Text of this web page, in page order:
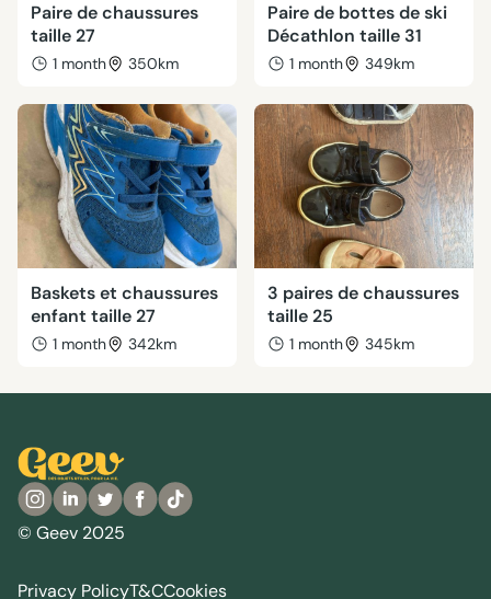
Paire de chaussures
taille 27
1 month 350km
Paire de bottes de ski
Décathlon taille 31
1 month 349km
Baskets et chaussures
enfant taille 27
1 month 342km
3 paires de chaussures
taille 25
1 month 345km
© Geev 2025
Privacy PolicyT&CCookies